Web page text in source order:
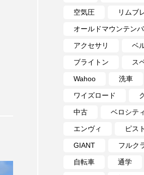
空気圧 リムブ
オールドマウンテン
アクセサリ ベ
ブライトン ス
Wahoo 洗車
ワイズロード
中古 ベロシティ
エンヴィ ピスト
GIANT フルク
自転車 通学